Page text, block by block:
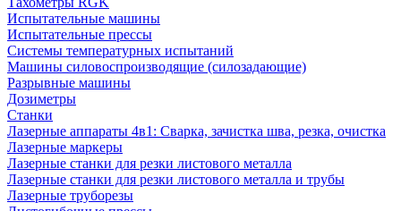
Испытательные машины
Испытательные прессы
Системы температурных испытаний
Машины силовоспроизводящие (силозадающие)
Разрывные машины
Дозиметры
Станки
Лазерные аппараты 4в1: Сварка, зачистка шва, резка, очистка
Лазерные маркеры
Лазерные станки для резки листового металла
Лазерные станки для резки листового металла и трубы
Лазерные труборезы